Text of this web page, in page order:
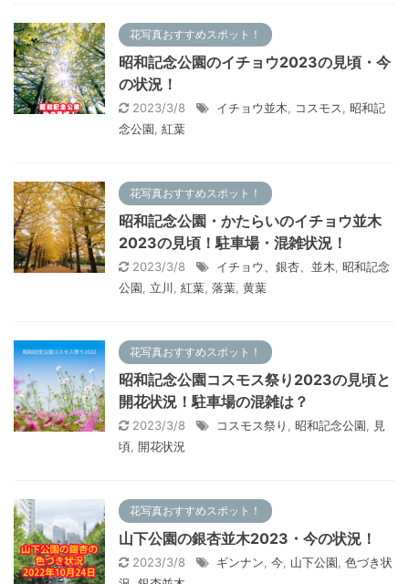
花写真おすすめスポット！
昭和記念公園のイチョウ2023の見頃・今
の状況！
2023/3/8 イチョウ並木 コスモス
昭和記
念公園 紅葉
花写真おすすめスポット！
昭和記念公園・かたらいのイチョウ並木
2023の見頃！駐車場・混雑状況！
2023/3/8 イチョウ、銀杏、並木 昭和記念
公園
立川 紅葉 落葉 黄葉
花写真おすすめスポット！
昭和記念公園コスモス祭り2023の見頃と
開花状況！駐車場の混雑は？
2023/3/8 コスモス祭り 昭和記念公園
見
頃 開花状況
花写真おすすめスポット！
山下公園の銀杏並木2023・今の状況！
2023/3/8 ギンナン 今 山下公園 色づき状